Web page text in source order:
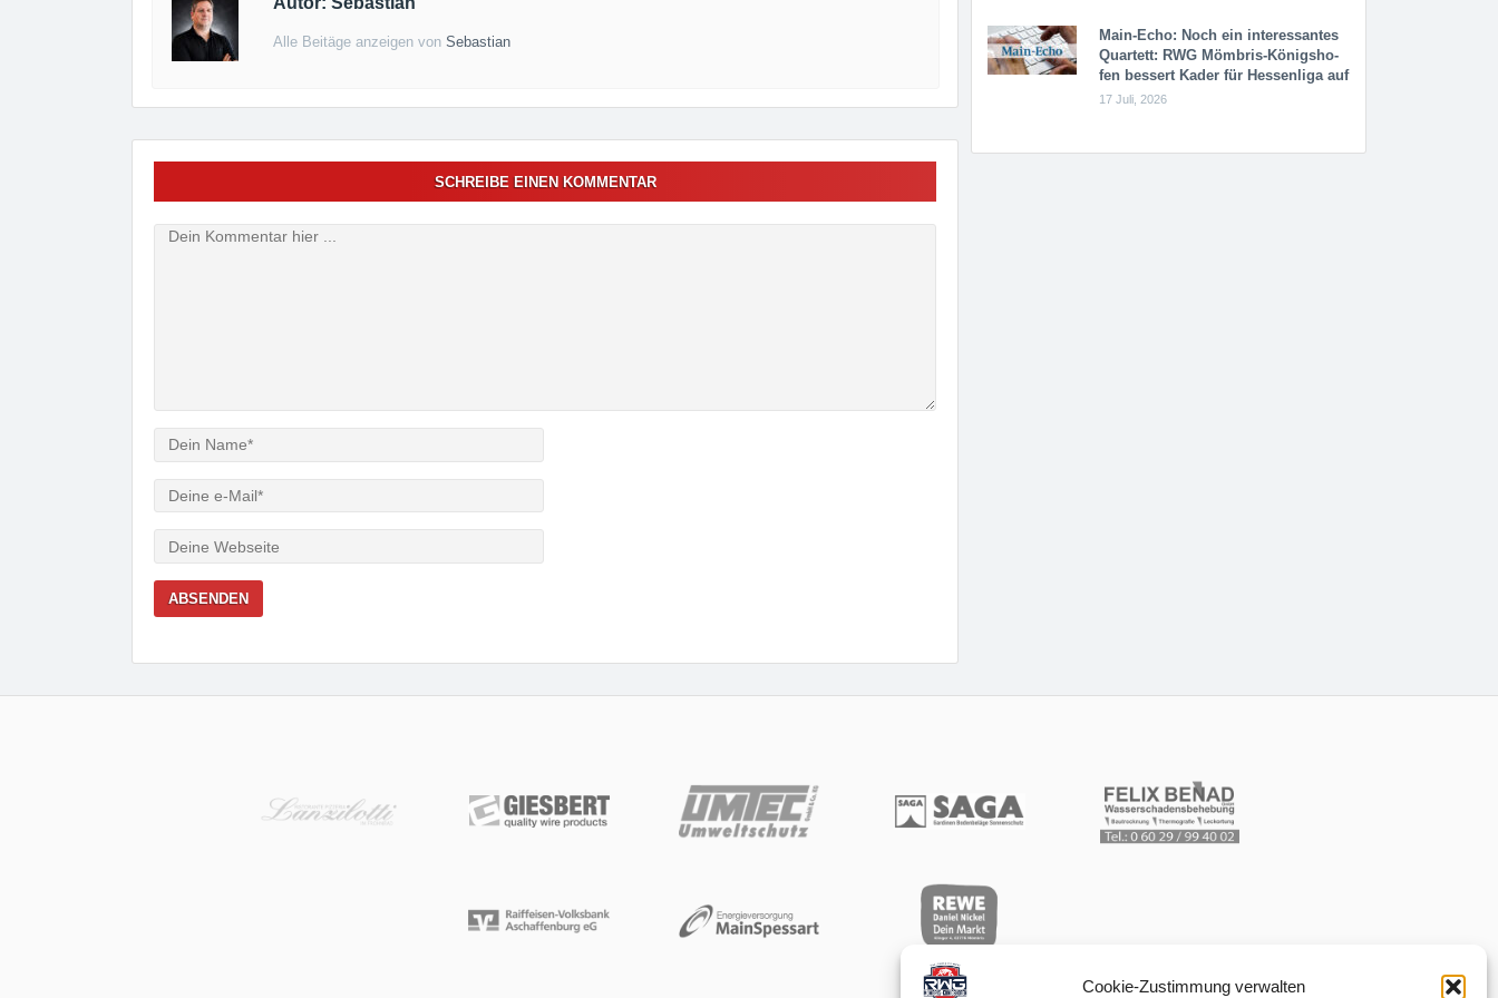
Cookie-Zustimmung verwalten
Alle Beitäge anzeigen vonSebastian
SCHREIBE EINEN KOMMENTAR
Verfasser
Mail
Webseite
Main-Echo: Noch ein in­ter­es­san­tes
Quar­tett: RWG Möm­b­ris-Kö­n­igs­ho­
fen bessert Kader für Hessenliga auf
17 Juli, 2026